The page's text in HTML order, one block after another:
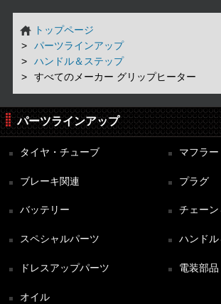
トップページ
パーツラインアップ
ハンドル＆ステップ
すべてのメーカー グリップヒーター
パーツラインアップ
タイヤ・チューブ マフラー
ブレーキ関連 プラグ
バッテリー チェーン
スペシャルパーツ ハンド
ドレスアップパーツ 電装部品
オイル